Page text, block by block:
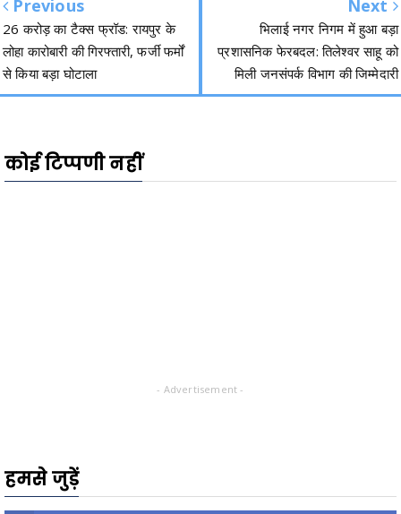
Previous
26 करोड़ का टैक्स फ्रॉड: रायपुर के
लोहा कारोबारी की गिरफ्तारी, फर्जी फर्मों
से किया बड़ा घोटाला
Next
भिलाई नगर निगम में हुआ बड़ा
प्रशासनिक फेरबदल: तिलेश्वर साहू को
मिली जनसंपर्क विभाग की जिम्मेदारी
कोई टिप्पणी नहीं
- Advertisement -
हमसे जुड़ें